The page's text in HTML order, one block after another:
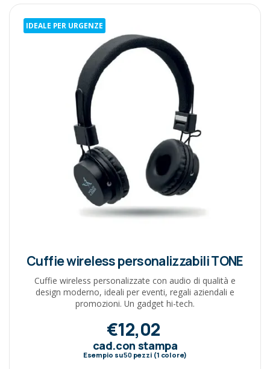
IDEALE PER URGENZE
Cuffie wireless personalizzabili TONE
Cuffie wireless personalizzate con audio di qualità e
design moderno, ideali per eventi, regali aziendali e
promozioni. Un gadget hi-tech.
€12,02
cad.con stampa
Esempio su50pezzi (1 colore)